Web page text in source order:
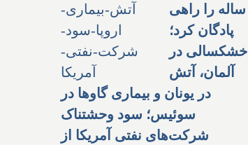
ساله را راهی
پادگان کرد؛
خشکسالی در
آلمان، آتش
در یونان و بیماری گاوها در
سوئیس؛ سود وحشتناک
شرکت‌های نفتی آمریکا از